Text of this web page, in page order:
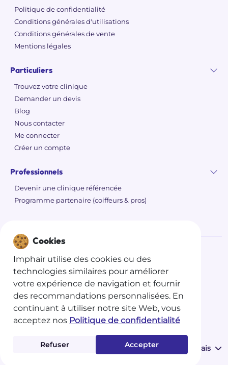
Politique de confidentialité
Conditions générales d'utilisations
Conditions générales de vente
Mentions légales
Particuliers
Trouvez votre clinique
Demander un devis
Blog
Nous contacter
Me connecter
Créer un compte
Professionnels
Devenir une clinique référencée
Programme partenaire (coiffeurs & pros)
©2026 Imphair
Politique de confidentialité
Conditions générales d'utilisations
Conditions générales de vente
Mentions légales
Langues : Français
Cookies
Imphair utilise des cookies ou des
technologies similaires pour améliorer
votre expérience de navigation et fournir
des recommandations personnalisées. En
continuant à utiliser notre site Web, vous
acceptez nos Politique de confidentialité
Refuser Accepter